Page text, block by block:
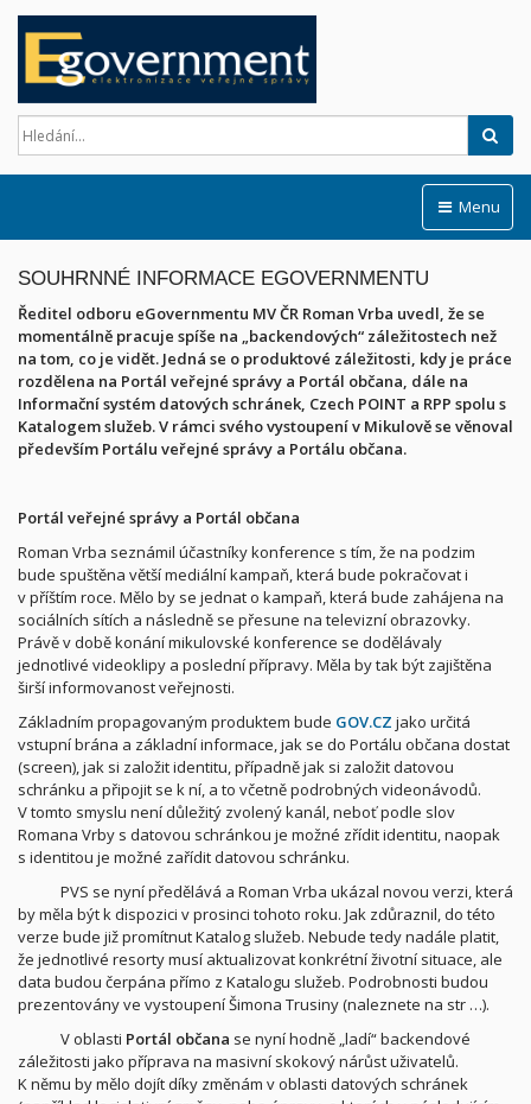
Menu
SOUHRNNÉ INFORMACE EGOVERNMENTU
Ředitel odboru eGovernmentu MV ČR Roman Vrba uvedl, že se
momentálně pracuje spíše na „backendových“ záležitostech než
na tom, co je vidět. Jedná se o produktové záležitosti, kdy je práce
rozdělena na Portál veřejné správy a Portál občana, dále na
Informační systém datových schránek, Czech POINT a RPP spolu s
Katalogem služeb. V rámci svého vystoupení v Mikulově se věnoval
především Portálu veřejné správy a Portálu občana.
Portál veřejné správy a Portál občana
Roman Vrba seznámil účastníky konference s tím, že na podzim
bude spuštěna větší mediální kampaň, která bude pokračovat i
v příštím roce. Mělo by se jednat o kampaň, která bude zahájena na
sociálních sítích a následně se přesune na televizní obrazovky.
Právě v době konání mikulovské konference se dodělávaly
jednotlivé videoklipy a poslední přípravy. Měla by tak být zajištěna
širší informovanost veřejnosti.
Základním propagovaným produktem bude GOV.CZ jako určitá
vstupní brána a základní informace, jak se do Portálu občana dostat
(screen), jak si založit identitu, případně jak si založit datovou
schránku a připojit se k ní, a to včetně podrobných videonávodů.
V tomto smyslu není důležitý zvolený kanál, neboť podle slov
Romana Vrby s datovou schránkou je možné zřídit identitu, naopak
s identitou je možné zařídit datovou schránku.
PVS se nyní předělává a Roman Vrba ukázal novou verzi, která
by měla být k dispozici v prosinci tohoto roku. Jak zdůraznil, do této
verze bude již promítnut Katalog služeb. Nebude tedy nadále platit,
že jednotlivé resorty musí aktualizovat konkrétní životní situace, ale
data budou čerpána přímo z Katalogu služeb. Podrobnosti budou
prezentovány ve vystoupení Šimona Trusiny (naleznete na str …).
V oblasti Portál občana se nyní hodně „ladí“ backendové
záležitosti jako příprava na masivní skokový nárůst uživatelů.
K němu by mělo dojít díky změnám v oblasti datových schránek